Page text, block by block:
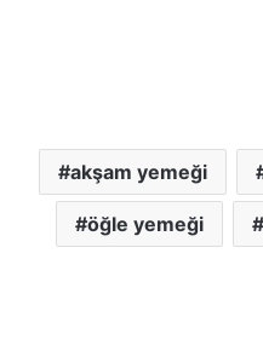
akşam yemeği
öğle yemeği